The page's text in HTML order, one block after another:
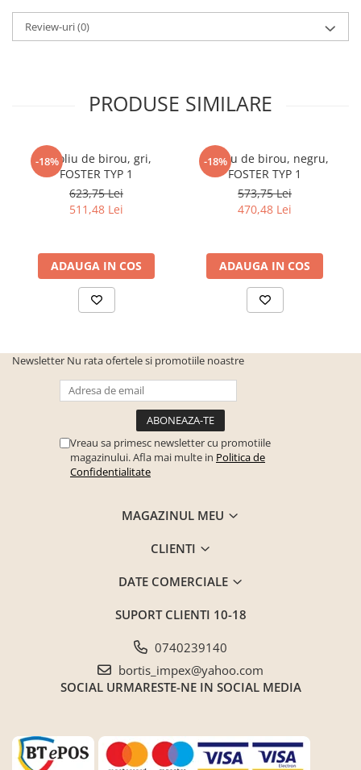
Review-uri(0)
PRODUSE SIMILARE
-18%
Fotoliu de birou, gri,
FOSTER TYP 1
623,75 Lei
511,48 Lei
ADAUGA IN COS
-18%
Fotoliu de birou, negru,
FOSTER TYP 1
573,75 Lei
470,48 Lei
ADAUGA IN COS
Newsletter Nu rata ofertele si promotiile noastre
Vreau sa primesc newsletter cu promotiile
magazinului. Afla mai multe in Politica de
Confidentialitate
MAGAZINUL MEU
CLIENTI
DATE COMERCIALE
SUPORT CLIENTI 10-18
0740239140
bortis_impex@yahoo.com
SOCIAL URMARESTE-NE IN SOCIAL MEDIA